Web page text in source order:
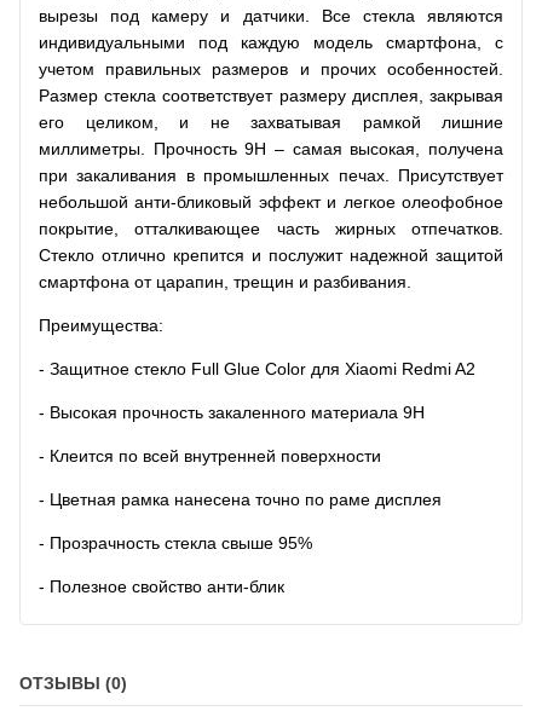
вырезы под камеру и датчики. Все стекла являются
индивидуальными под каждую модель смартфона, с
учетом правильных размеров и прочих особенностей.
Размер стекла соответствует размеру дисплея, закрывая
его целиком, и не захватывая рамкой лишние
миллиметры. Прочность 9H – самая высокая, получена
при закаливания в промышленных печах. Присутствует
небольшой анти-бликовый эффект и легкое олеофобное
покрытие, отталкивающее часть жирных отпечатков.
Стекло отлично крепится и послужит надежной защитой
смартфона от царапин, трещин и разбивания.
Преимущества:
- Защитное стекло Full Glue Color для Xiaomi Redmi A2
- Высокая прочность закаленного материала 9H
- Клеится по всей внутренней поверхности
- Цветная рамка нанесена точно по раме дисплея
- Прозрачность стекла свыше 95%
- Полезное свойство анти-блик
ОТЗЫВЫ (0)